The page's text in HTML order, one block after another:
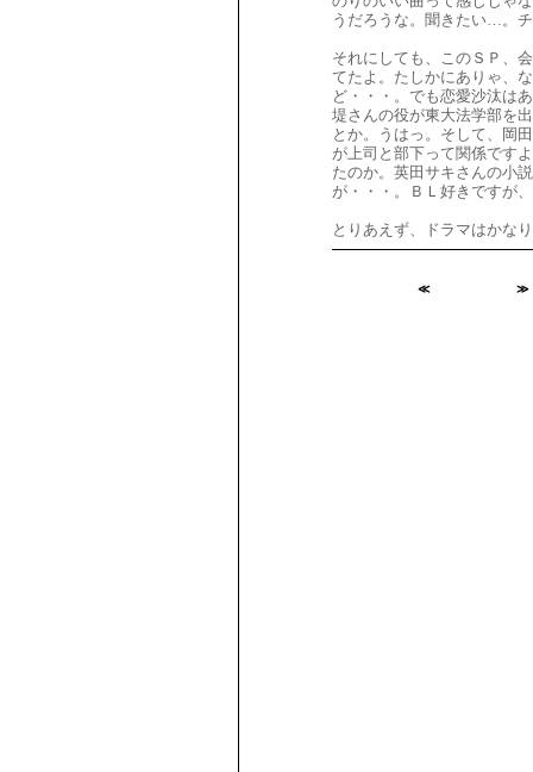
うだろうな。聞きたい…。
それにしても、このＳＰ、
てたよ。たしかにありゃ、
ど・・・。でも恋愛沙汰は
堤さんの役が東大法学部を
とか。うはっ。そして、岡
が上司と部下って関係です
たのか。英田サキさんの小
が・・・。ＢＬ好きですが
とりあえず、ドラマはかな
≪ ≫